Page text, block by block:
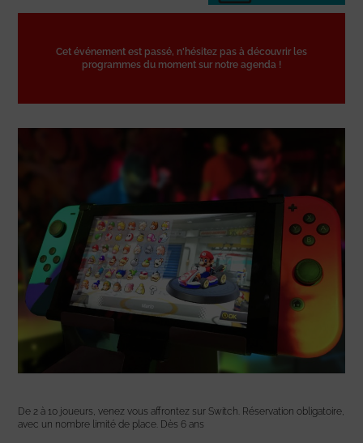
Cet événement est passé, n'hésitez pas à découvrir les
programmes du moment sur notre agenda !
De 2 à 10 joueurs, venez vous affrontez sur Switch. Réservation obligatoire,
avec un nombre limité de place. Dès 6 ans